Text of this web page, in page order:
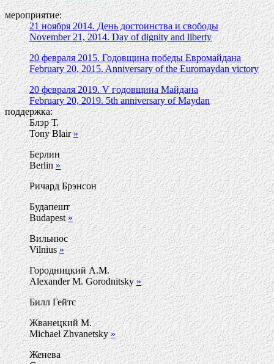
мероприятие:
21 ноября 2014. День достоинства и свободы
November 21, 2014. Day of dignity and liberty
20 февраля 2015. Годовщина победы Евромайдана
February 20, 2015. Anniversary of the Euromaydan victory
20 февраля 2019. V годовщина Майдана
February 20, 2019. 5th anniversary of Maydan
поддержка:
Блэр Т.
Tony Blair»
Берлин
Berlin »
Ричард Брэнсон
Будапешт
Budapest»
Вильнюс
Vilnius»
Городницкий А.М.
Alexander M. Gorodnitsky»
Билл Гейтс
Жванецкий М.
Michael Zhvanetsky»
Женева